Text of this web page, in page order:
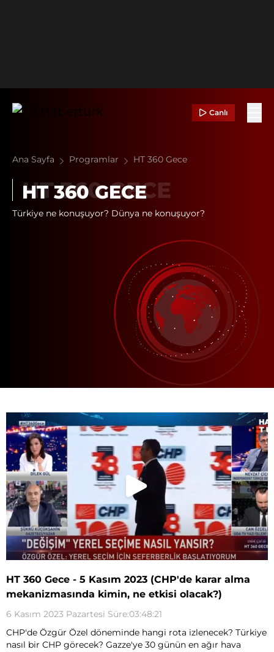
Canlı
Ana Sayfa Programlar HT 360 Gece
HT 360 GECE
Türkiye ne konuşuyor? Dünya ne konuşuyor?
HT 360 Gece - 5 Kasım 2023 (CHP'de karar alma
mekanizmasında kimin, ne etkisi olacak?)
6 Kasım 2023 Pazartesi Süre:03:48:21
CHP'de Özgür Özel döneminde hangi rota izlenecek? Türkiye
nasıl bir CHP görecek? Gazze'ye 30 günün en ağır hava